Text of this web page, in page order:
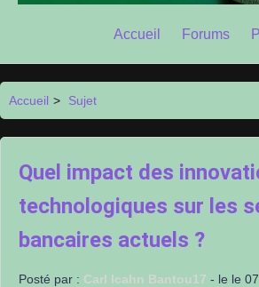
Accueil Forums
Accueil > Sujet
Quel impact des
technologiques sur les
bancaires actuels ?
Posté par : Carl Icahn Bantou17 - le le